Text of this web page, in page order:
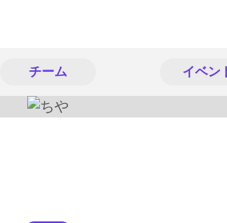
チーム イベン